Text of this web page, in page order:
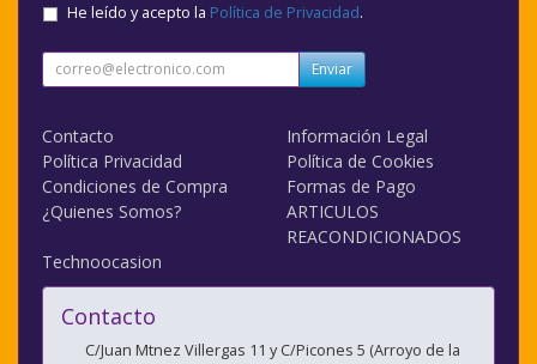
He leído y acepto la Política de Privacidad.
Enviar
Contacto
Información Legal
Política Privacidad
Política de Cookies
Condiciones de Compra
Formas de Pago
¿Quienes Somos?
ARTICULOS
REACONDICIONADOS
Technoocasion
Contacto
C/Juan Mtnez Villergas 11 y C/Picones 5 (Arroyo de la